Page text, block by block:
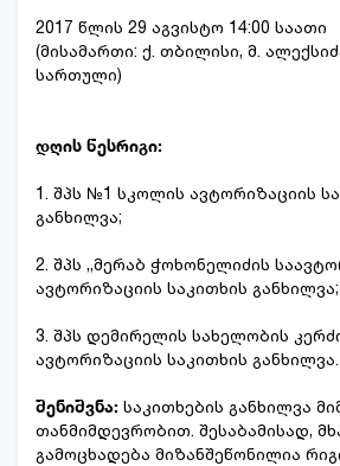
2017 წლის 29 აგვისტო 14:00 საათი
(მისამართი: ქ. თბილისი, მ.
სართული)
დღის წესრიგი:
1. შპს №1 სკოლის ავტორიზაციის
განხილვა;
2. შპს ,,მერაბ ჭოხონელიძის
ავტორიზაციის საკითხის განხილვა;
3. შპს დემირელის სახელობის
ავტორიზაციის საკითხის განხილვა.
შენიშვნა: საკითხების განხილვა
თანმიმდევრობით. შესაბამისად,
გამოცხადება მიზანშეწონილია